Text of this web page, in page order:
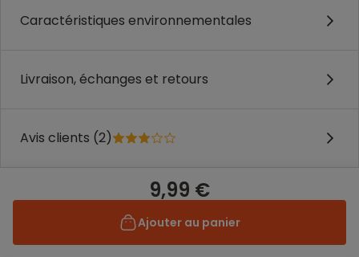
Caractéristiques environnementales
Livraison, échanges et retours
Avis clients (2)
9,99 €
Ajouter au panier